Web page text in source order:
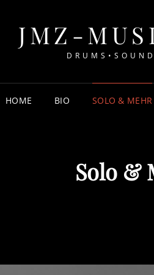
JMZ-
HOME BIO SOLO & MEHR
Solo &